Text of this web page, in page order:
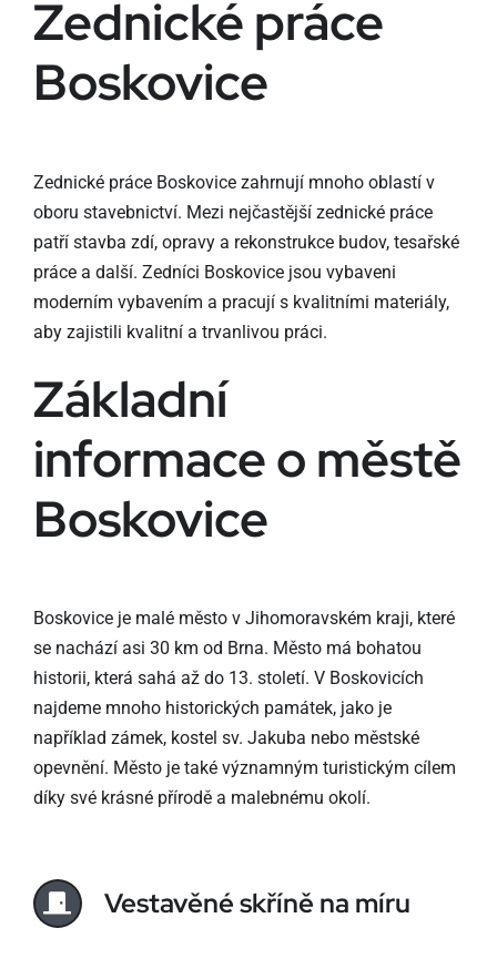
Zednické práce
Boskovice
Zednické práce Boskovice zahrnují mnoho oblastí v
oboru stavebnictví. Mezi nejčastější zednické práce
patří stavba zdí, opravy a rekonstrukce budov, tesařské
práce a další. Zedníci Boskovice jsou vybaveni
moderním vybavením a pracují s kvalitními materiály,
aby zajistili kvalitní a trvanlivou práci.
Základní
informace o městě
Boskovice
Boskovice je malé město v Jihomoravském kraji, které
se nachází asi 30 km od Brna. Město má bohatou
historii, která sahá až do 13. století. V Boskovicích
najdeme mnoho historických památek, jako je
například zámek, kostel sv. Jakuba nebo městské
opevnění. Město je také významným turistickým cílem
díky své krásné přírodě a malebnému okolí.
Vestavěné skříně na míru